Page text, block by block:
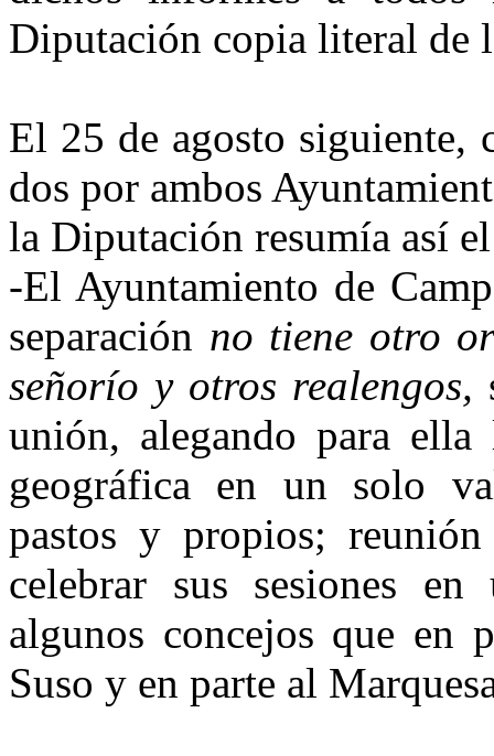
Diputación copia lite­ral de
El 25 de agosto
dos por ambos
la Diputación resumía así
-El Ayuntamiento de
separación no tiene otro
seño­río y otros realengos,
unión, alegando para ella
geográfica en un solo
pastos y propios;
celebrar sus sesiones
algunos concejos que en
Suso y en parte al